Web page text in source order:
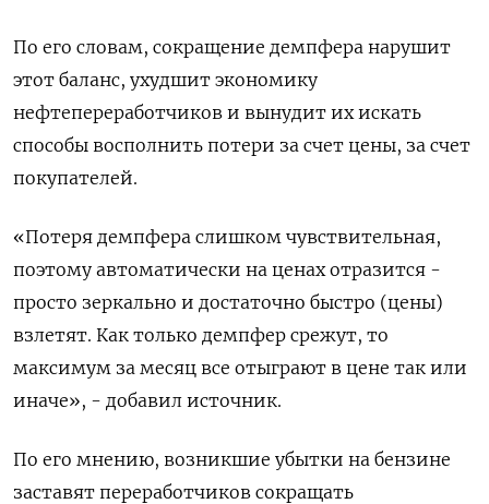
По его словам, сокращение демпфера нарушит
этот баланс, ухудшит экономику
нефтепереработчиков и вынудит их искать
способы восполнить потери за счет цены, за счет
покупателей.
«Потеря демпфера слишком чувствительная,
поэтому автоматически на ценах отразится -
просто зеркально и достаточно быстро (цены)
взлетят. Как только демпфер срежут, то
максимум за месяц все отыграют в цене так или
иначе», - добавил источник.
По его мнению, возникшие убытки на бензине
заставят переработчиков сокращать